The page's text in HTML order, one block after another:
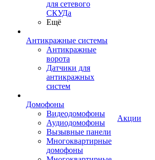
для сетевого
СКУДа
Ещё
Антикражные системы
Антикражные
ворота
Датчики для
антикражных
систем
Домофоны
Видеодомофоны
Аудиодомофоны
Вызывные панели
Многоквартирные
домофоны
Акции